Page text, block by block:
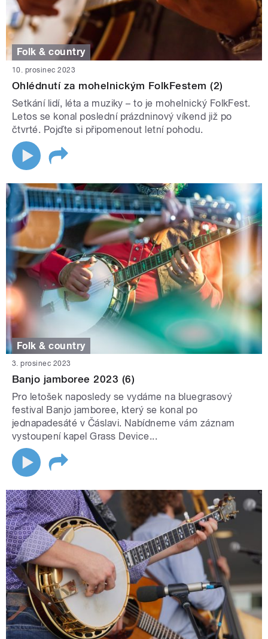
Folk & country
10. prosinec 2023
Ohlédnutí za mohelnickým FolkFestem (2)
Setkání lidí, léta a muziky – to je mohelnický FolkFest.
Letos se konal poslední prázdninový víkend již po
čtvrté. Pojďte si připomenout letní pohodu.
Folk & country
3. prosinec 2023
Banjo jamboree 2023 (6)
Pro letošek naposledy se vydáme na bluegrasový
festival Banjo jamboree, který se konal po
jednapadesáté v Čáslavi. Nabídneme vám záznam
vystoupení kapel Grass Device...